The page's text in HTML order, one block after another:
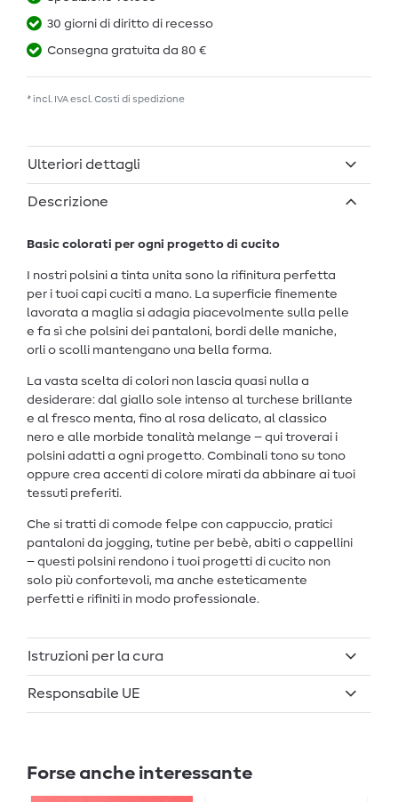
30 giorni di diritto di recesso
Consegna gratuita da 80 €
* incl. IVA escl. Costi di spedizione
Ulteriori dettagli
Descrizione
Basic colorati per ogni progetto di cucito
I nostri polsini a tinta unita sono la rifinitura perfetta
per i tuoi capi cuciti a mano. La superficie finemente
lavorata a maglia si adagia piacevolmente sulla pelle
e fa sì che polsini dei pantaloni, bordi delle maniche,
orli o scolli mantengano una bella forma.
La vasta scelta di colori non lascia quasi nulla a
desiderare: dal giallo sole intenso al turchese brillante
e al fresco menta, fino al rosa delicato, al classico
nero e alle morbide tonalità melange – qui troverai i
polsini adatti a ogni progetto. Combinali tono su tono
oppure crea accenti di colore mirati da abbinare ai tuoi
tessuti preferiti.
Che si tratti di comode felpe con cappuccio, pratici
pantaloni da jogging, tutine per bebè, abiti o cappellini
– questi polsini rendono i tuoi progetti di cucito non
solo più confortevoli, ma anche esteticamente
perfetti e rifiniti in modo professionale.
Istruzioni per la cura
Responsabile UE
Forse anche interessante